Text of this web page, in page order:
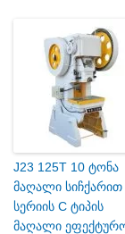
J23 125T 10 ტონა
მაღალი სიჩქარით
სერიის C ტიპის
მაღალი